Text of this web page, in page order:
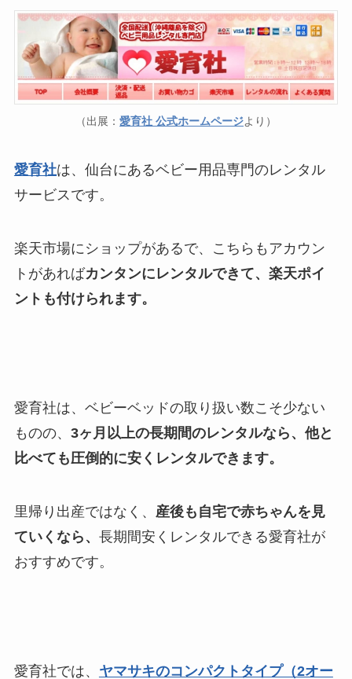
（出展： 愛育社 公式ホームページより）
愛育社は、仙台にあるベビー用品専門のレンタル
サービスです。
楽天市場にショップがあるで、こちらもアカウン
トがあればカンタンにレンタルできて、楽天ポイ
ントも付けられます。
愛育社は、ベビーベッドの取り扱い数こそ少ない
ものの、 3ヶ月以上の長期間のレンタルなら、他と
比べても圧倒的に安くレンタルできます。
里帰り出産ではなく、 産後も自宅で赤ちゃんを見
ていくなら、 長期間安くレンタルできる愛育社が
おすすめです。
愛育社では、 ヤマサキのコンパクトタイプ（2オー